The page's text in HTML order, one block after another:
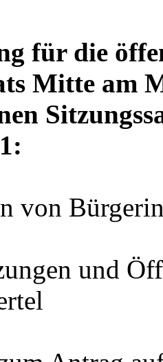
für die
Mitte am
von
und